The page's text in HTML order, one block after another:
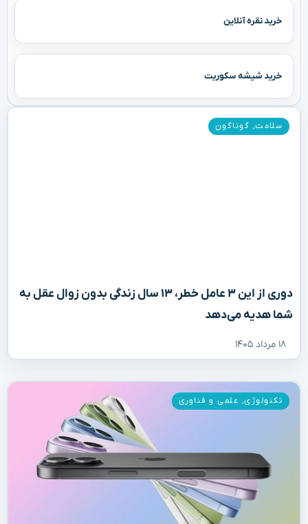
خرید نقره آنلاین
خرید شیشه سکوریت
دوری از این ۳ عامل خطر، ۱۳ سال زندگی بدون زوال عقل به
شما هدیه می‌دهد
۱۸ مرداد ۱۴۰۵
سلامت, گوناگون
تکنولوژی, علمی و فناوری